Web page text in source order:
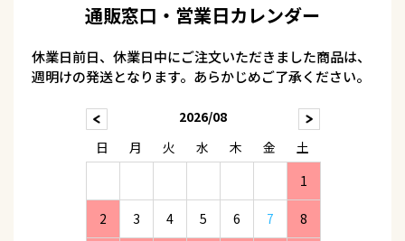
通販窓口・営業日カレンダー
休業日前日、休業日中にご注文いただきました商品は、
週明けの発送となります。あらかじめご了承ください。
2026/08
日
月 火 水 木 金
土
1
2 3 4 5 6 7 8